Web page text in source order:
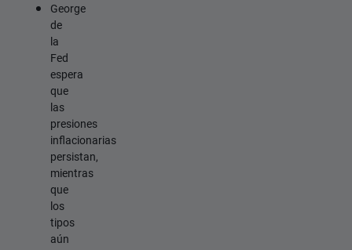
George
de
la
Fed
espera
que
las
presiones
inflacionarias
persistan,
mientras
que
los
tipos
aún